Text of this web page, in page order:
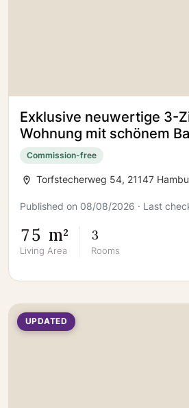
Exklusive neuwertige 3-
Wohnung mit schönem
PRIVAT!
Commission-free
Torfstecherweg 54, 21147
Published on 08/08/2026 · Last
75 m²
Living Area
3
Rooms
UPDATED